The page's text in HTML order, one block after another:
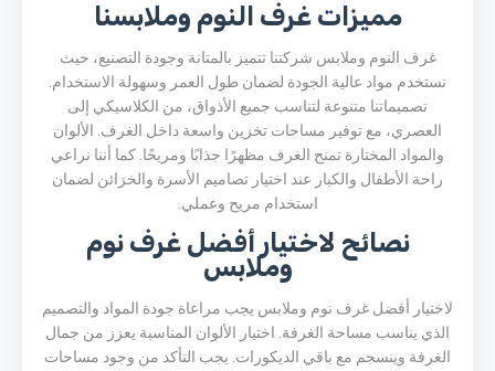
مميزات غرف النوم وملابسنا
غرف النوم وملابس شركتنا تتميز بالمتانة وجودة التصنيع، حيث
نستخدم مواد عالية الجودة لضمان طول العمر وسهولة الاستخدام.
تصميماتنا متنوعة لتناسب جميع الأذواق، من الكلاسيكي إلى
العصري، مع توفير مساحات تخزين واسعة داخل الغرف. الألوان
والمواد المختارة تمنح الغرف مظهرًا جذابًا ومريحًا. كما أننا نراعي
راحة الأطفال والكبار عند اختيار تصاميم الأسرة والخزائن لضمان
استخدام مريح وعملي.
نصائح لاختيار أفضل غرف نوم
وملابس
لاختيار أفضل غرف نوم وملابس يجب مراعاة جودة المواد والتصميم
الذي يناسب مساحة الغرفة. اختيار الألوان المناسبة يعزز من جمال
الغرفة وينسجم مع باقي الديكورات. يجب التأكد من وجود مساحات